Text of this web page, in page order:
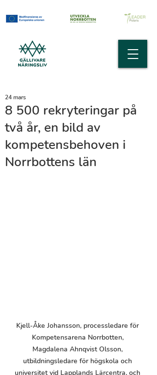
8 500 rekryteringar på
två år, en bild av
kompetensbehoven i
Norrbottens län
24 mars
Kjell-Åke Johansson, processledare för
Kompetensarena Norrbotten,
Magdalena Ahnqvist Olsson,
utbildningsledare för högskola och
universitet vid Lapplands Lärcentra, och